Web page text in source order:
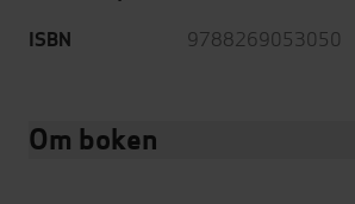
ISBN 9788269053050
Om boken